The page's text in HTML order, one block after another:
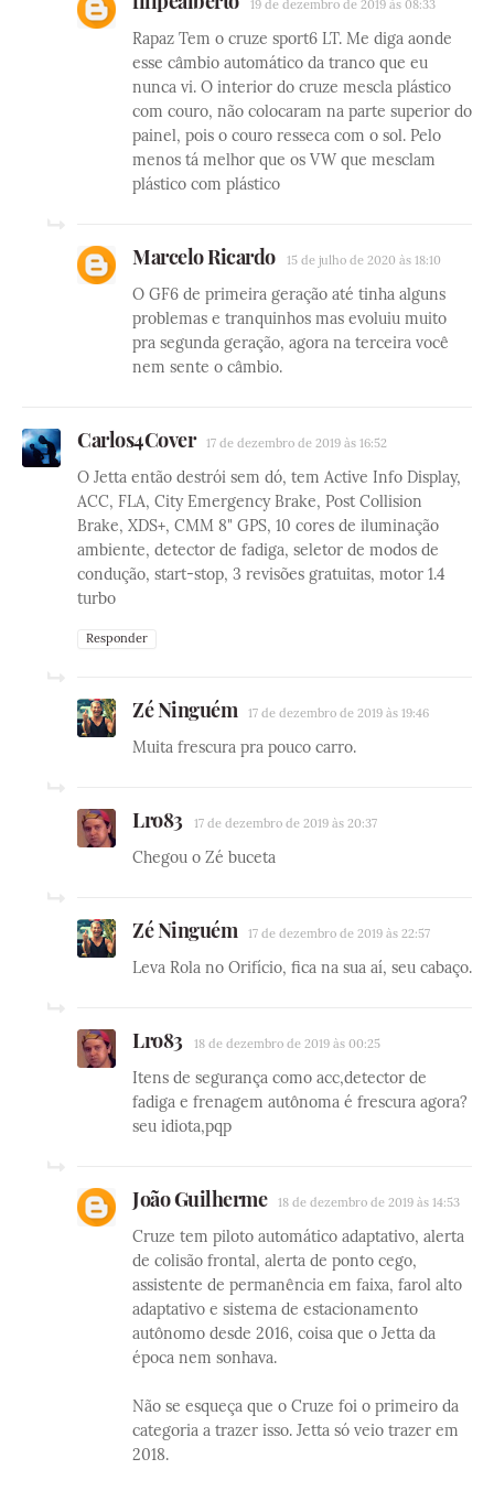
19 de dezembro de 2019 às 08:33
Rapaz Tem o cruze sport6 LT. Me diga aonde
esse câmbio automático da tranco que eu
nunca vi. O interior do cruze mescla plástico
com couro, não colocaram na parte superior do
painel, pois o couro resseca com o sol. Pelo
menos tá melhor que os VW que mesclam
plástico com plástico
Marcelo Ricardo 15 de julho de 2020 às 18:10
O GF6 de primeira geração até tinha alguns
problemas e tranquinhos mas evoluiu muito
pra segunda geração, agora na terceira você
nem sente o câmbio.
Carlos4Cover 17 de dezembro de 2019 às 16:52
O Jetta então destrói sem dó, tem Active Info Display,
ACC, FLA, City Emergency Brake, Post Collision
Brake, XDS+, CMM 8" GPS, 10 cores de iluminação
ambiente, detector de fadiga, seletor de modos de
condução, start-stop, 3 revisões gratuitas, motor 1.4
turbo
Responder
Zé Ninguém 17 de dezembro de 2019 às 19:46
Muita frescura pra pouco carro.
Lro83 17 de dezembro de 2019 às 20:37
Chegou o Zé buceta
Zé Ninguém 17 de dezembro de 2019 às 22:57
Leva Rola no Orifício, fica na sua aí, seu cabaço.
Lro83 18 de dezembro de 2019 às 00:25
Itens de segurança como acc,detector de
fadiga e frenagem autônoma é frescura agora?
seu idiota,pqp
João Guilherme 18 de dezembro de 2019 às 14:53
Cruze tem piloto automático adaptativo, alerta
de colisão frontal, alerta de ponto cego,
assistente de permanência em faixa, farol alto
adaptativo e sistema de estacionamento
autônomo desde 2016, coisa que o Jetta da
época nem sonhava.
Não se esqueça que o Cruze foi o primeiro da
categoria a trazer isso. Jetta só veio trazer em
2018.